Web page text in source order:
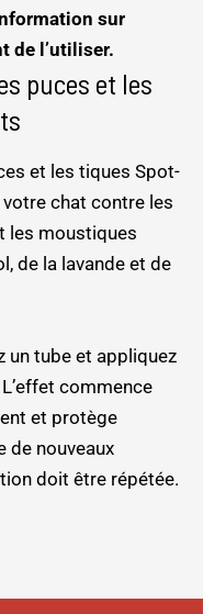
sur
de l’utiliser.
puces et les
et les tiques Spot-
chat contre les
les moustiques
de la lavande et de
un tube et appliquez
commence
et protège
de nouveaux
doit être répétée.